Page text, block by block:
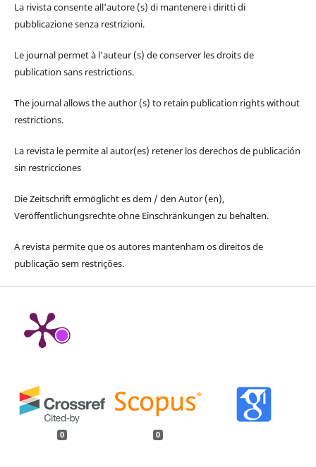
La rivista consente all'autore (s) di mantenere i diritti di
pubblicazione senza restrizioni.
Le journal permet à l'auteur (s) de conserver les droits de
publication sans restrictions.
The journal allows the author (s) to retain publication rights without
restrictions.
La revista le permite al autor(es) retener los derechos de publicación
sin restricciones
Die Zeitschrift ermöglicht es dem / den Autor (en),
Veröffentlichungsrechte ohne Einschränkungen zu behalten.
A revista permite que os autores mantenham os direitos de
publicação sem restrições.
0 0